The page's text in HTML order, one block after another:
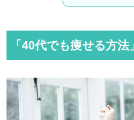
「40代でも痩せる方